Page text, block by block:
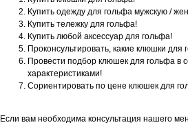
Купить одежду для гольфа мужскую /
Купить тележку для гольфа!
Купить любой аксессуар для гольфа!
Проконсультировать, какие клюшки
Провести подбор клюшек для гольфа в
характеристиками!
Сориентировать по цене клюшек для
Если вам необходима консультация нашего